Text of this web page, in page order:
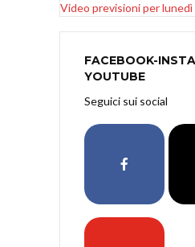
Video previsioni per
FACEBOOK-
YOUTUBE
Seguici sui social